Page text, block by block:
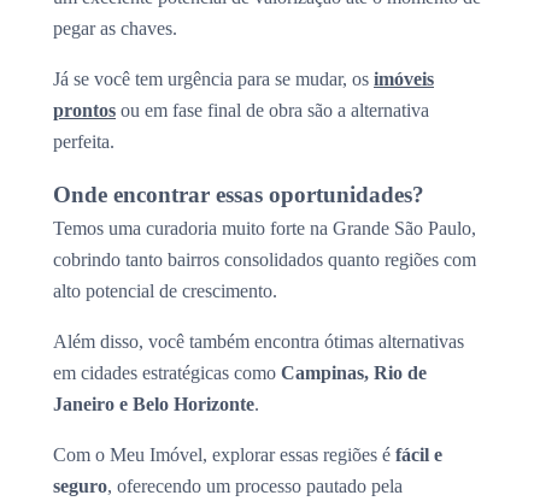
pegar as chaves.
Já se você tem urgência para se mudar, os imóveis
prontos ou em fase final de obra são a alternativa
perfeita.
Onde encontrar essas oportunidades?
Temos uma curadoria muito forte na Grande São Paulo,
cobrindo tanto bairros consolidados quanto regiões com
alto potencial de crescimento.
Além disso, você também encontra ótimas alternativas
em cidades estratégicas como Campinas, Rio de
Janeiro e Belo Horizonte.
Com o Meu Imóvel, explorar essas regiões é fácil e
seguro, oferecendo um processo pautado pela